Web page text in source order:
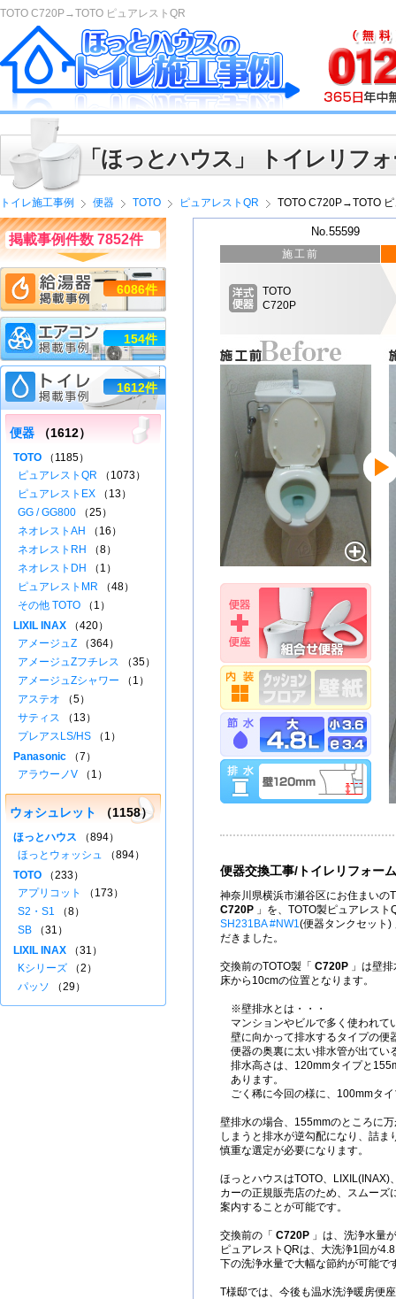
TOTO C720P→TOTO ピュアレストQR
「ほっとハウス」 トイレリフ
トイレ施工事例 便器 TOTO ピュアレストQR TOTO C720P→TOTO
No.55599
施工前
TOTO
C720P
便器交換工事/トイレリフォーム
神奈川県横浜市瀬谷区にお住まいの
C720P 」を、TOTO製ピュアレス
SH231BA #NW1(便器タンクセット)
だきました。
交換前のTOTO製「 C720P 」は壁
床から10cmの位置となります。
※壁排水とは・・・
マンションやビルで多く使われて
壁に向かって排水するタイプの便
便器の奥裏に太い排水管が出てい
排水高さは、120mmタイプと
あります。
ごく稀に今回の様に、100mmタ
壁排水の場合、155mmのところに
しまうと排水が逆勾配になり、詰ま
慎重な選定が必要になります。
ほっとハウスはTOTO、LIXIL(INAX)
カーの正規販売店のため、スムーズ
案内することが可能です。
交換前の「 C720P 」は、洗浄水量
ピュアレストQRは、大洗浄1回が
下の洗浄水量で大幅な節約が可能で
T様邸では、今後も温水洗浄暖房便
掲載事例件数 7852件
6086件
154件
1612件
便器 （1612）
TOTO （1185）
ピュアレストQR （1073）
ピュアレストEX （13）
GG / GG800 （25）
ネオレストAH
（16）
ネオレストRH
（8）
ネオレストDH
（1）
ピュアレストMR （48）
その他 TOTO （1）
LIXIL INAX （420）
アメージュZ （364）
アメージュZフチレス （35）
アメージュZシャワー （1）
アステオ （5）
サティス （13）
プレアスLS/HS （1）
Panasonic （7）
アラウーノV （1）
ウォシュレット （1158）
ほっとハウス （894）
ほっとウォッシュ （894）
TOTO （233）
アプリコット
（173）
S2・S1 （8）
SB （31）
LIXIL INAX （31）
Kシリーズ （2）
パッソ （29）